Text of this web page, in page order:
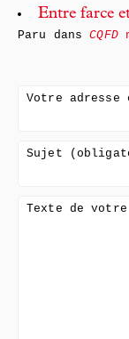
Entre farce
Paru dansCQFD
Votre
Sujet
Texte de